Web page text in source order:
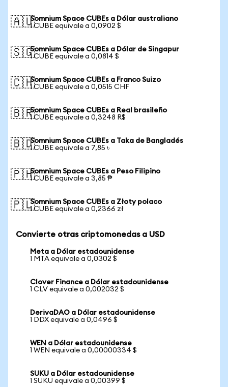
🇦🇺Somnium Space CUBEs a Dólar australiano
1 CUBE equivale a 0,0902 $
🇸🇬Somnium Space CUBEs a Dólar de Singapur
1 CUBE equivale a 0,0814 $
🇨🇭Somnium Space CUBEs a Franco Suizo
1 CUBE equivale a 0,0515 CHF
🇧🇷Somnium Space CUBEs a Real brasileño
1 CUBE equivale a 0,3248 R$
🇧🇩Somnium Space CUBEs a Taka de Bangladés
1 CUBE equivale a 7,85 ৳
🇵🇭Somnium Space CUBEs a Peso Filipino
1 CUBE equivale a 3,85 ₱
🇵🇱Somnium Space CUBEs a Złoty polaco
1 CUBE equivale a 0,2366 zł
Convierte otras criptomonedas a USD
Meta a Dólar estadounidense
1 MTA equivale a 0,0302 $
Clover Finance a Dólar estadounidense
1 CLV equivale a 0,002032 $
DerivaDAO a Dólar estadounidense
1 DDX equivale a 0,0496 $
WEN a Dólar estadounidense
1 WEN equivale a 0,00000334 $
SUKU a Dólar estadounidense
1 SUKU equivale a 0,00399 $